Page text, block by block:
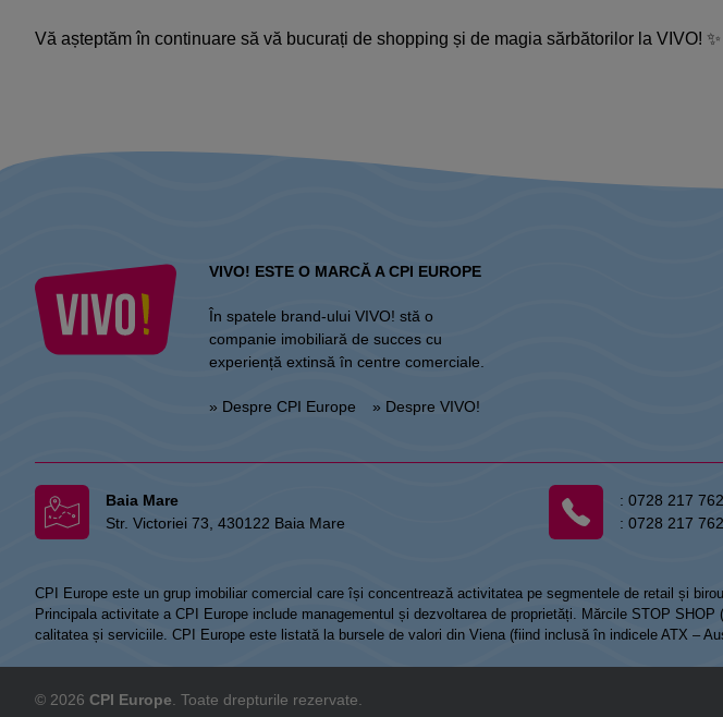
Vă așteptăm în continuare să vă bucurați de shopping și de magia sărbătorilor la VIVO! ✨
VIVO! ESTE O MARCĂ A CPI EUROPE
În spatele brand-ului VIVO! stă o
companie imobiliară de succes cu
experiență extinsă în centre comerciale.
» Despre CPI Europe » Despre VIVO!
Baia Mare
Str. Victoriei 73, 430122 Baia Mare
: 0728 217 762
: 0728 217 762
CPI Europe este un grup imobiliar comercial care își concentrează activitatea pe segmentele de retail și
Principala activitate a CPI Europe include managementul și dezvoltarea de proprietăți. Mărcile STOP
calitatea și serviciile. CPI Europe este listată la bursele de valori din Viena (fiind inclusă în indicele ATX –
© 2026 CPI Europe . Toate drepturile rezervate.